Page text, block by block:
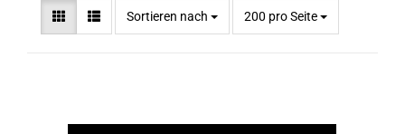
Sortieren nach 200 pro Seite